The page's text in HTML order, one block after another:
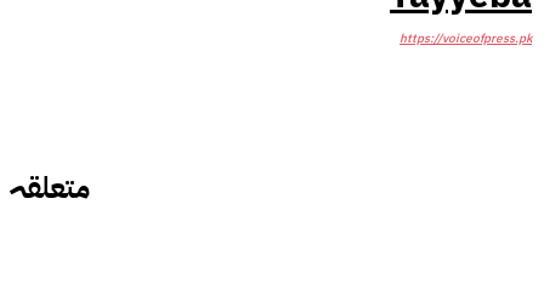
متعلقہ
https://voiceofpress.pk